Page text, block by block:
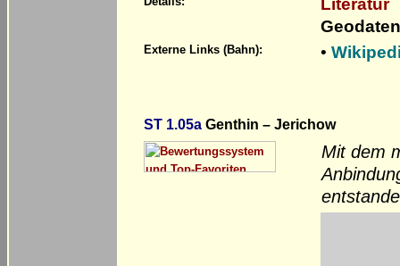
Externe Links (Bahn): •
ST 1.05a Genthin – Jerichow
Mit dem